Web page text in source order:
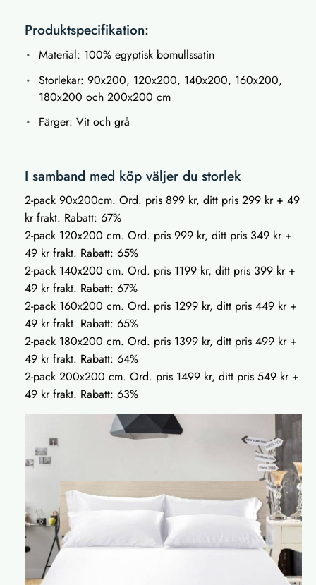
Produktspecifikation:
Material: 100% egyptisk bomullssatin
Storlekar: 90x200, 120x200, 140x200, 160x200,
180x200 och 200x200 cm
Färger: Vit och grå
I samband med köp väljer du storlek
2-pack 90x200cm. Ord. pris 899 kr, ditt pris 299 kr + 49
kr frakt. Rabatt: 67%
2-pack 120x200 cm. Ord. pris 999 kr, ditt pris 349 kr +
49 kr frakt. Rabatt: 65%
2-pack 140x200 cm. Ord. pris 1199 kr, ditt pris 399 kr +
49 kr frakt. Rabatt: 67%
2-pack 160x200 cm. Ord. pris 1299 kr, ditt pris 449 kr +
49 kr frakt. Rabatt: 65%
2-pack 180x200 cm. Ord. pris 1399 kr, ditt pris 499 kr +
49 kr frakt. Rabatt: 64%
2-pack 200x200 cm. Ord. pris 1499 kr, ditt pris 549 kr +
49 kr frakt. Rabatt: 63%